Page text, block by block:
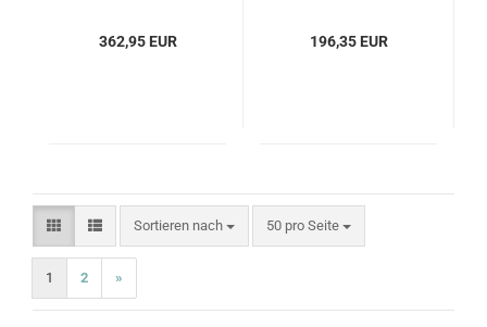
362,95 EUR
196,35 EUR
Sortieren nach
Sortieren nach 50 pro Seite
pro Seite
1 2 »